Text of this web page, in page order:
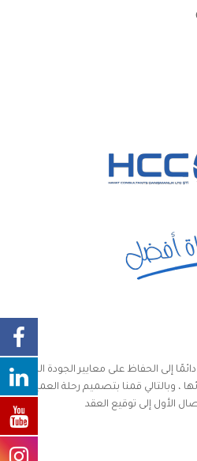
إلى الحفاظ على معايير الجودة الكاملة
، وبالتالي قمنا بتصميم رحلة العميل
الأول إلى توقيع العقد